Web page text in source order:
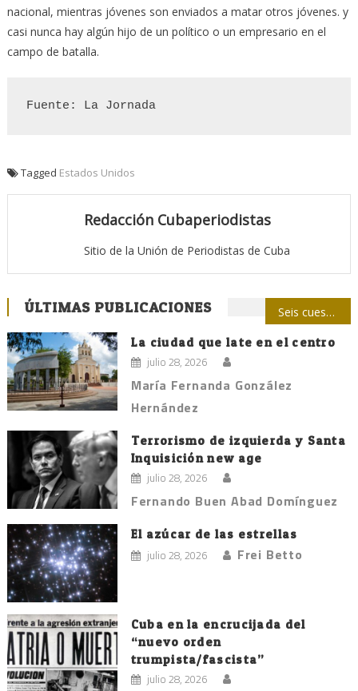
nacional, mientras jóvenes son enviados a matar otros jóvenes. y
casi nunca hay algún hijo de un político o un empresario en el
campo de batalla.
Fuente: La Jornada
Tagged Estados Unidos
Redacción Cubaperiodistas
Sitio de la Unión de Periodistas de Cuba
Navegación
de
entradas
Seis cuestiones para entender la hegemonía mediática
ÚLTIMAS PUBLICACIONES
La ciudad que late en el centro
julio 28, 2026
María Fernanda González
Hernández
Terrorismo de izquierda y Santa
Inquisición new age
julio 28, 2026
Fernando Buen Abad Domínguez
El azúcar de las estrellas
julio 28, 2026 Frei Betto
Cuba en la encrucijada del
“nuevo orden
trumpista/fascista”
julio 28, 2026